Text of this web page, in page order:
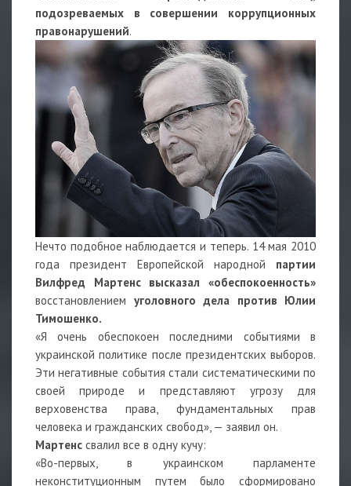
подозреваемых в совершении коррупционных
правонарушений.
Нечто подобное наблюдается и теперь. 14 мая 2010
года президент Европейской народной партии
Вилфред Мартенс высказал «обеспокоенность»
восстановлением уголовного дела против Юлии
Тимошенко.
«Я очень обеспокоен последними событиями в
украинской политике после президентских выборов.
Эти негативные события стали систематическими по
своей природе и представляют угрозу для
верховенства права, фундаментальных прав
человека и гражданских свобод», — заявил он.
Мартенс свалил все в одну кучу:
«Во-первых, в украинском парламенте
неконституционным путем было сформировано